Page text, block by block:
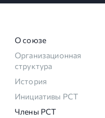
О союзе
Организационная
структура
История
Инициативы РСТ
Члены РСТ